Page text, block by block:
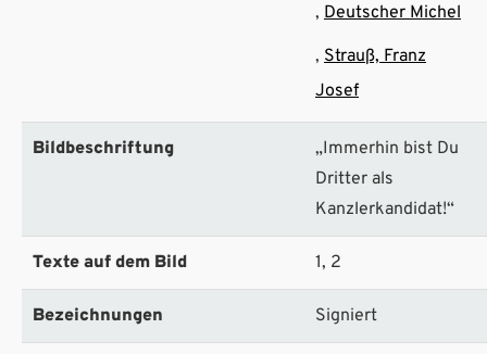
Deutscher Michel
Strauß, Franz
Josef
Bildbeschriftung
„Immerhin bist Du
Dritter als
Kanzlerkandidat!“
Texte auf dem Bild 1, 2
Bezeichnungen Signiert